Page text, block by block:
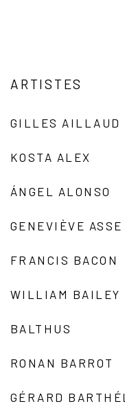
ARTISTES
GILLES AILLAUD
KOSTA ALEX
ÁNGEL ALONSO
GENEVIÈVE ASSE
FRANCIS BACON
WILLIAM BAILEY
BALTHUS
RONAN BARROT
GÉRARD